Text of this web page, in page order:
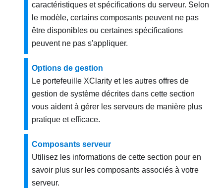
caractéristiques et spécifications du serveur. Selon
le modèle, certains composants peuvent ne pas
être disponibles ou certaines spécifications
peuvent ne pas s'appliquer.
Options de gestion
Le portefeuille XClarity et les autres offres de
gestion de système décrites dans cette section
vous aident à gérer les serveurs de manière plus
pratique et efficace.
Composants serveur
Utilisez les informations de cette section pour en
savoir plus sur les composants associés à votre
serveur.